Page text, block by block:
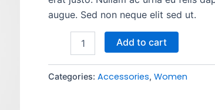
augue. Sed non neque elit sed ut.
Add to cart
Categories: Accessories, Women